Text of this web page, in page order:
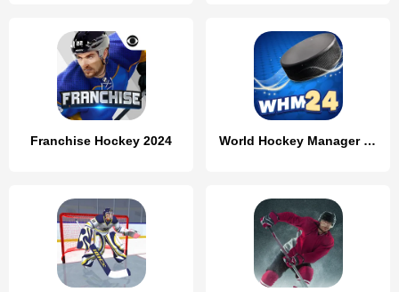
Franchise Hockey 2024 World Hockey Manager 24